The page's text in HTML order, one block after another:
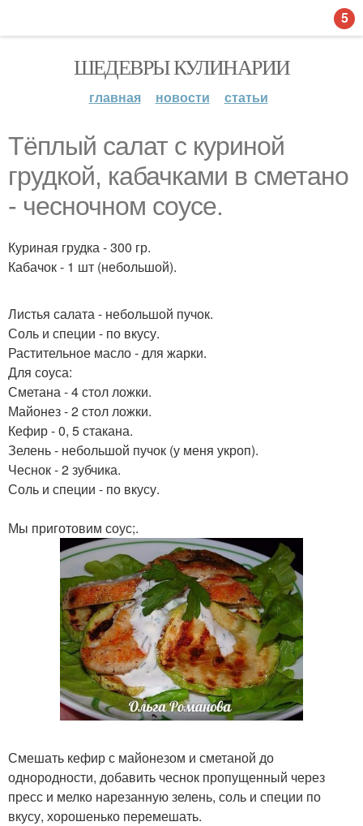
ШЕДЕВРЫ КУЛИНАРИИ
главная новости статьи
Тёплый салат с куриной
грудкой, кабачками в сметано
- чесночном соусе.
Куриная грудка - 300 гр.
Кабачок - 1 шт (небольшой).
Листья салата - небольшой пучок.
Соль и специи - по вкусу.
Растительное масло - для жарки.
Для соуса:
Сметана - 4 стол ложки.
Майонез - 2 стол ложки.
Кефир - 0, 5 стакана.
Зелень - небольшой пучок (у меня укроп).
Чеснок - 2 зубчика.
Соль и специи - по вкусу.
Мы приготовим соус;.
Смешать кефир с майонезом и сметаной до
однородности, добавить чеснок пропущенный через
пресс и мелко нарезанную зелень, соль и специи по
вкусу, хорошенько перемешать.
5